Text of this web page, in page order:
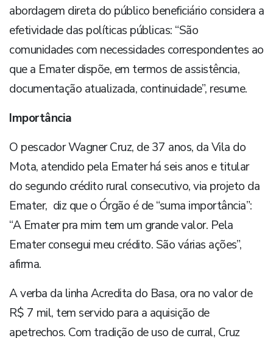
abordagem direta do público beneficiário considera a
efetividade das políticas públicas: “São
comunidades com necessidades correspondentes ao
que a Emater dispõe, em termos de assistência,
documentação atualizada, continuidade”, resume.
Importância
O pescador Wagner Cruz, de 37 anos, da Vila do
Mota, atendido pela Emater há seis anos e titular
do segundo crédito rural consecutivo, via projeto da
Emater, diz que o Órgão é de “suma importância”:
“A Emater pra mim tem um grande valor. Pela
Emater consegui meu crédito. São várias ações”,
afirma.
A verba da linha Acredita do Basa, ora no valor de
R$ 7 mil, tem servido para a aquisição de
apetrechos. Com tradição de uso de curral, Cruz